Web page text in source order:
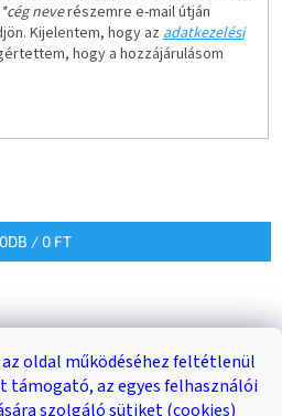
oldal működéséhez feltétlenül
támogató, az egyes felhasználói
szolgáló sütiket (cookies)
*cég neverészemre e-mail útján
Kijelentem, hogy azadatkezelési
hogy a hozzájárulásom
0DB / 0 FT
KERESÉS